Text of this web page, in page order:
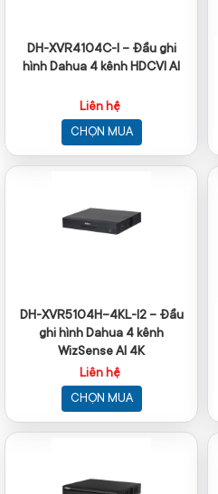
DH-XVR4104C-I – Đầu ghi
hình Dahua 4 kênh HDCVI AI
Liên hệ
CHỌN MUA
DH-XVR5104H-4KL-I2 – Đầu
ghi hình Dahua 4 kênh
WizSense AI 4K
Liên hệ
CHỌN MUA